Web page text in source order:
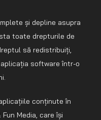
și depline asupra
toate drepturile de
să redistribuiți,
software într-o
conținute în
Media, care își